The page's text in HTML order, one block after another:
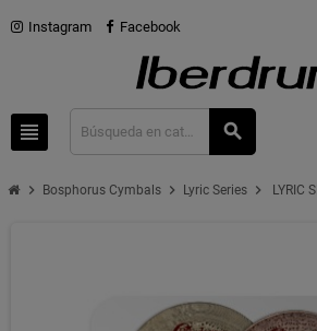
Instagram Facebook
view_headline search
chevron_right Bosphorus Cymbals chevron_right Lyric Series chevron_right LYRIC